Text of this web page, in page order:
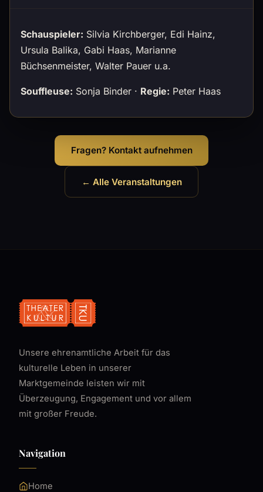
Schauspieler: Silvia Kirchberger, Edi Hainz,
Ursula Balika, Gabi Haas, Marianne
Büchsenmeister, Walter Pauer u.a.
Souffleuse: Sonja Binder · Regie: Peter Haas
Fragen? Kontakt aufnehmen
← Alle Veranstaltungen
Unsere ehrenamtliche Arbeit für das
kulturelle Leben in unserer
Marktgemeinde leisten wir mit
Überzeugung, Engagement und vor allem
mit großer Freude.
Navigation
Home